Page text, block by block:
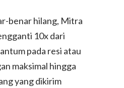
benar hilang, Mitra
10x dari
pada resi atau
maksimal hingga
yang dikirim